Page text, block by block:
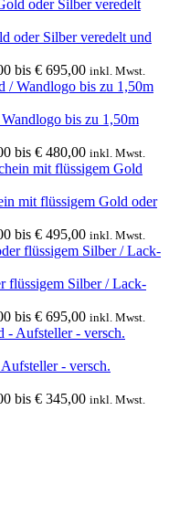
oder Silber veredelt und
bis € 695,00 inkl. Mwst.
bis zu 1,50m
bis € 480,00 inkl. Mwst.
mit flüssigem Gold oder
bis € 495,00 inkl. Mwst.
flüssigem Silber / Lack-
bis € 695,00 inkl. Mwst.
- versch.
bis € 345,00 inkl. Mwst.